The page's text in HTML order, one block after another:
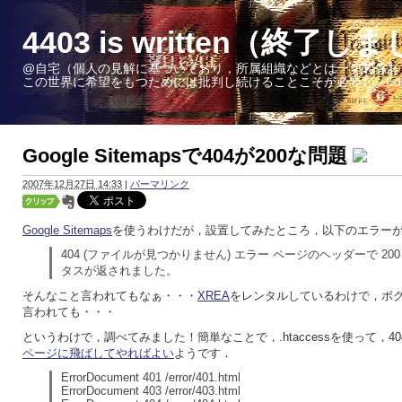
4403 is written（終了しま
@自宅（個人の見解に基づいており，所属組織などとは一切関係
この世界に希望をもつためには批判し続けることこそが必要だ -
Google Sitemapsで404が200な問題
2007年12月27日 14:33 | パーマリンク
Google Sitemapsを使うわけだが，設置してみたところ，以下のエラー
404 (ファイルが見つかりません) エラー ページのヘッダーで
タスが返されました。
そんなこと言われてもなぁ・・・ XREAをレンタルしているわけで，ボ
言われても・・・
というわけで，調べてみました！簡単なことで，.htaccessを使って，
ページに飛ばしてやればよいようです．
ErrorDocument 401 /error/401.html
ErrorDocument 403 /error/403.html